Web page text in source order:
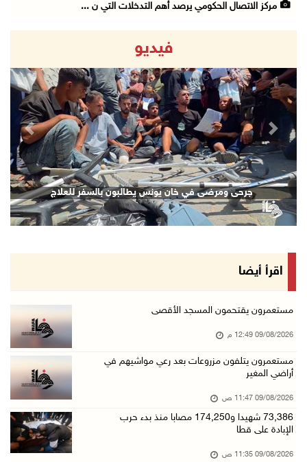
مركز الاتصال الحكومي يرصد أهم التدخلات التي ن ...
سلطة النقد و"اوريدو" توقعان مذكرة تفاهم للاست ...
09/آب/2026 12:00 م
"استشاري فتح" ينعى القائد الوطنيّ السفير دياب ...
مستعمرون يتلفون مزروعات بعد رعي مواشيهم في أر ...
09/آب/2026 11:47 ص
73,386 شهيدا و174,250 مصابا منذ بدء حرب الإبا ...
09/آب/2026 11:35 ص
"فتح" تنعي القائد الوطنيّ السفير دياب اللوح
الرئيس ينعى سفير فلسطين لدى مصر القائد الوطني ...
وفاة سفير فلسطين لدى مصر القائد الوطني دياب ا ...
09/آب/2026 10:42 ص
09/آب/2026 10:32 ص
الاحتلال يقتحم مدينة نابلس
09/آب/2026 10:20 ص
فيديو
جرحى ومرضى في خان يونس يطالبون بالسفر للعلاج
Next
اقرأ أيضا
مستعمرون يقتحمون المسجد الأقصى
09/08/2026 12:49 م
مستعمرون يتلفون مزروعات بعد رعي مواشيهم في
أراضي المغير
09/08/2026 11:47 ص
73,386 شهيدا و174,250 مصابا منذ بدء حرب
الإبادة على قطا
09/08/2026 11:35 ص